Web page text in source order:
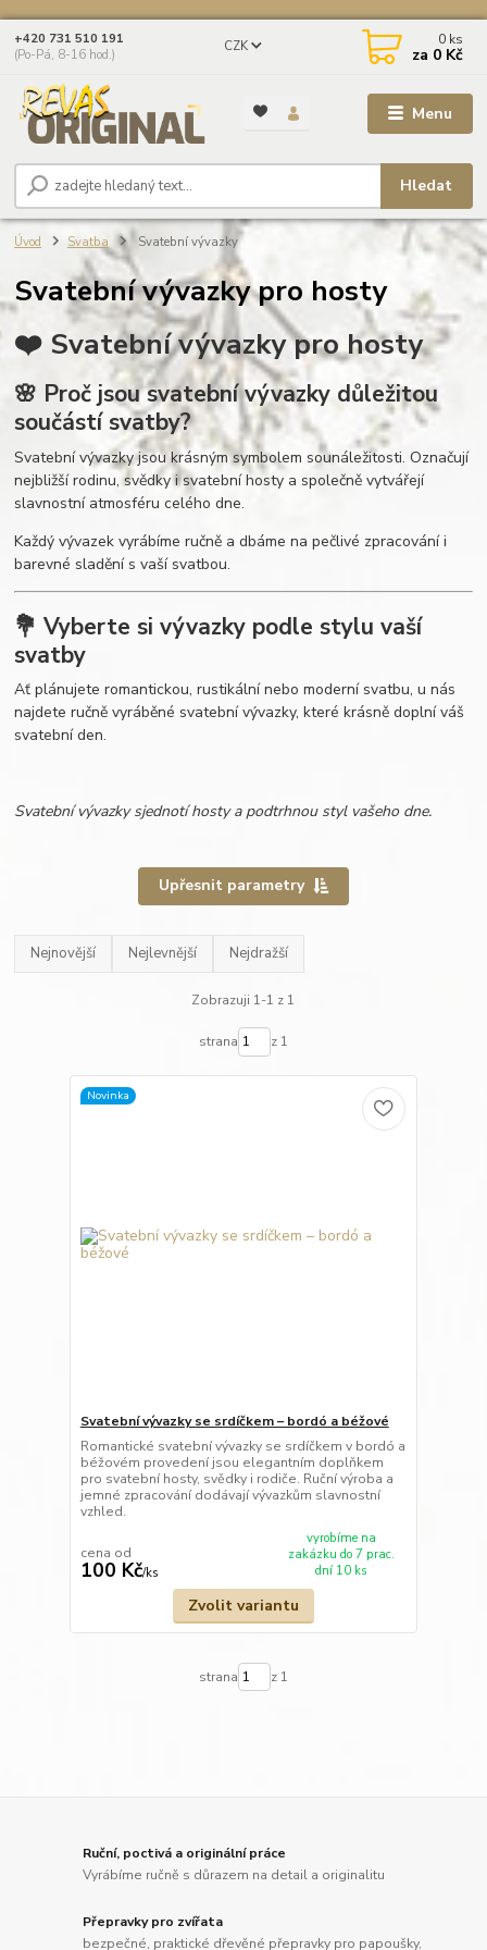
Menu
CZK
Hledat
+420 731 510 191
(Po-Pá, 8-16 hod.)
0 ks
za 0 Kč
Úvod Svatba Svatební vývazky
Svatební vývazky pro hosty
❤️ Svatební vývazky pro hosty
🌸 Proč jsou svatební vývazky důležitou
součástí svatby?
Svatební vývazky jsou krásným symbolem sounáležitosti. Označují
nejbližší rodinu, svědky i svatební hosty a společně vytvářejí
slavnostní atmosféru celého dne.
Každý vývazek vyrábíme ručně a dbáme na pečlivé zpracování i
barevné sladění s vaší svatbou.
💐 Vyberte si vývazky podle stylu vaší
svatby
Ať plánujete romantickou, rustikální nebo moderní svatbu, u nás
najdete ručně vyráběné svatební vývazky, které krásně doplní váš
svatební den.
Svatební vývazky sjednotí hosty a podtrhnou styl vašeho dne.
Upřesnit parametry
Nejnovější Nejlevnější Nejdražší
Zobrazuji 1-1 z 1
strana z 1
Novinka
Svatební vývazky se srdíčkem – bordó a béžové
Romantické svatební vývazky se srdíčkem v bordó a
béžovém provedení jsou elegantním doplňkem
pro svatební hosty, svědky i rodiče. Ruční výroba a
jemné zpracování dodávají vývazkům slavnostní
vzhled.
cena od
100 Kč/ks
vyrobíme na
zakázku do 7 prac.
dní 10 ks
Zvolit variantu
strana z 1
Ruční, poctivá a originální práce
Vyrábíme ručně s důrazem na detail a originalitu
Přepravky pro zvířata
bezpečné, praktické dřevěné přepravky pro papoušky,